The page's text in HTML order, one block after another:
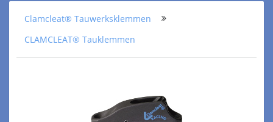
Clamcleat® Tauwerksklemmen
CLAMCLEAT® Tauklemmen